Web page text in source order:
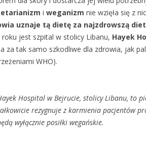
i weganizm nie wzięła się z
uznaje tą dietę za najzdrowszą
jest szpital w stolicy Libanu, Hayek
za tak samo szkodliwe dla zdrowia, jak
WHO).
Hospital w Bejrucie, stolicy Libanu, to
rezygnuje z karmienia pacjentów
wyłącznie posiłki wegańskie.